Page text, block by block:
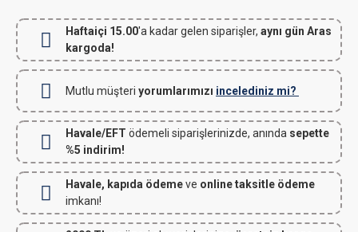
Haftaiçi 15.00'a kadar gelen siparişler, aynı gün Aras
kargoda!
Mutlu müşteri yorumlarımızı incelediniz mi?
Havale/EFT ödemeli siparişlerinizde, anında sepette
%5 indirim!
Havale, kapıda ödemeve online taksitle ödeme
imkanı!